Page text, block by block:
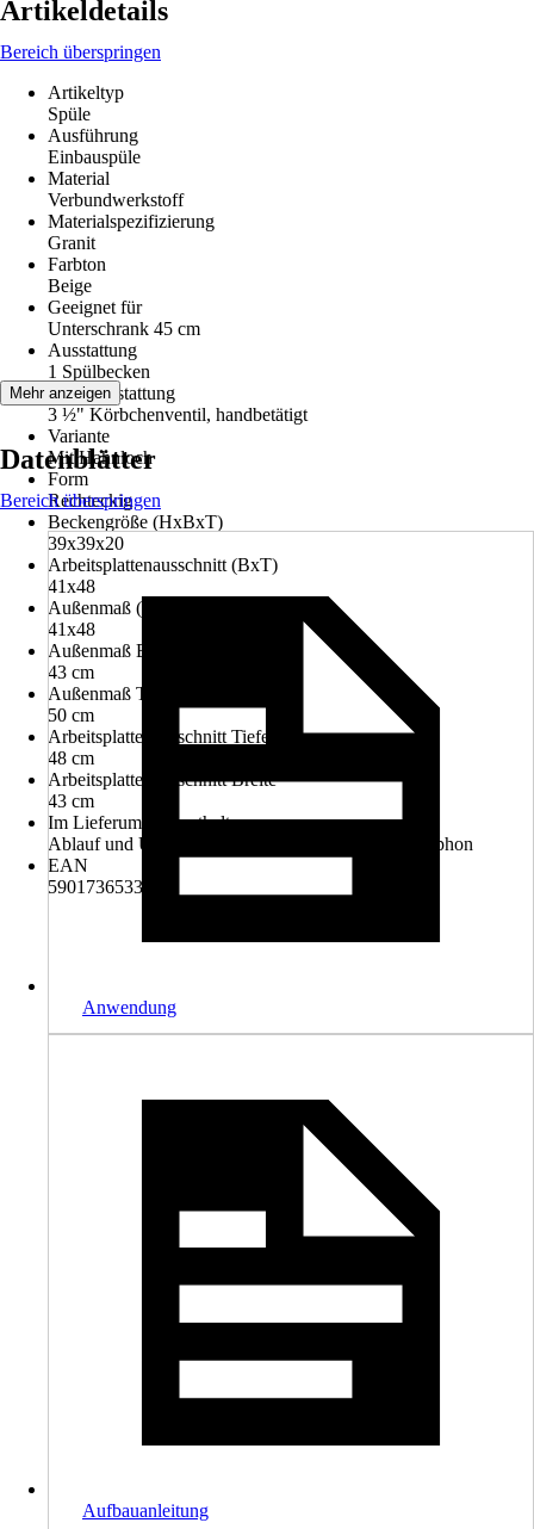
Artikeldetails
Bereich überspringen
Artikeltyp
Spüle
Ausführung
Einbauspüle
Material
Verbundwerkstoff
Materialspezifizierung
Granit
Farbton
Beige
Geeignet für
Unterschrank 45 cm
Ausstattung
1 Spülbecken
Ventilausstattung
3 ½" Körbchenventil, handbetätigt
Variante
Mit Hahnloch
Form
Rechteckig
Beckengröße (HxBxT)
39x39x20
Arbeitsplattenausschnitt (BxT)
41x48
Außenmaß (BxT)
41x48
Außenmaß Breite
43 cm
Außenmaß Tiefe
50 cm
Arbeitsplattenausschnitt Tiefe
48 cm
Arbeitsplattenausschnitt Breite
43 cm
Im Lieferumfang enthalten
Ablauf und Überlaufgarnitur, Einbauspülbecken, Siphon
EAN
5901736533471
Mehr anzeigen
Datenblätter
Bereich überspringen
Anwendung
Aufbauanleitung